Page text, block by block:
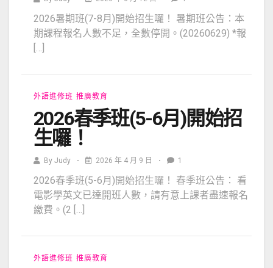
2026暑期班(7-8月)開始招生囉！ 暑期班公告：本
期課程報名人數不足，全數停開。(20260629) *報
[…]
外語進修班 推廣教育
2026春季班(5-6月)開始招
生囉！
By Judy 2026 年 4 月 9 日 1
2026春季班(5-6月)開始招生囉！ 春季班公告： 看
電影學英文已達開班人數，請有意上課者盡速報名
繳費。(2 […]
外語進修班 推廣教育